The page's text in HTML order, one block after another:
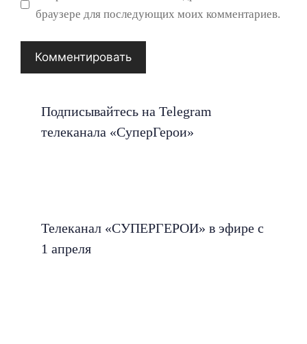
браузере для последующих моих комментариев.
Подписывайтесь на Telegram
телеканала «СуперГерои»
Телеканал «СУПЕРГЕРОИ» в эфире с
1 апреля